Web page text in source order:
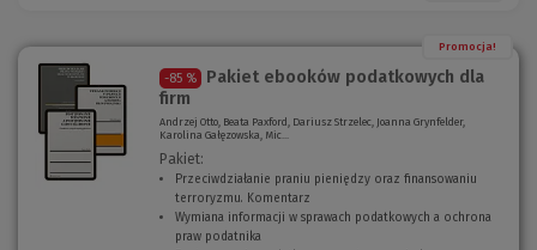
Promocja!
-85 %
Pakiet ebooków podatkowych dla
firm
Andrzej Otto, Beata Paxford, Dariusz Strzelec, Joanna Grynfelder,
Karolina Gałęzowska, Mic...
Pakiet:
Przeciwdziałanie praniu pieniędzy oraz finansowaniu
terroryzmu. Komentarz
(
N
Wymiana informacji w sprawach podatkowych a ochrona
praw podatnika